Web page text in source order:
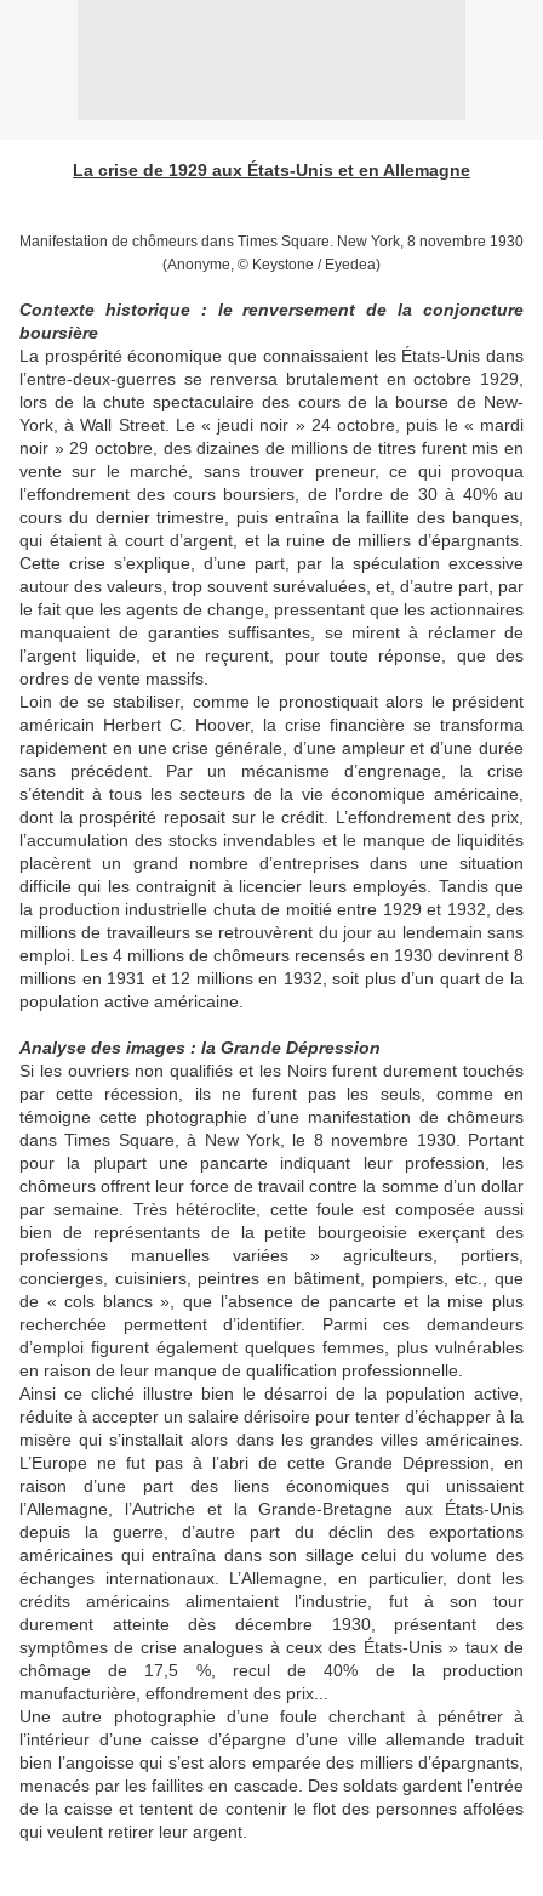
La crise de 1929 aux États-Unis et en Allemagne
Manifestation de chômeurs dans Times Square. New York, 8 novembre 1930
(Anonyme, © Keystone / Eyedea)
Contexte historique : le renversement de la conjoncture
boursière
La prospérité économique que connaissaient les États-Unis dans
l’entre-deux-guerres se renversa brutalement en octobre 1929,
lors de la chute spectaculaire des cours de la bourse de New-
York, à Wall Street. Le « jeudi noir » 24 octobre, puis le « mardi
noir » 29 octobre, des dizaines de millions de titres furent mis en
vente sur le marché, sans trouver preneur, ce qui provoqua
l’effondrement des cours boursiers, de l’ordre de 30 à 40% au
cours du dernier trimestre, puis entraîna la faillite des banques,
qui étaient à court d’argent, et la ruine de milliers d’épargnants.
Cette crise s’explique, d’une part, par la spéculation excessive
autour des valeurs, trop souvent surévaluées, et, d’autre part, par
le fait que les agents de change, pressentant que les actionnaires
manquaient de garanties suffisantes, se mirent à réclamer de
l’argent liquide, et ne reçurent, pour toute réponse, que des
ordres de vente massifs.
Loin de se stabiliser, comme le pronostiquait alors le président
américain Herbert C. Hoover, la crise financière se transforma
rapidement en une crise générale, d’une ampleur et d’une durée
sans précédent. Par un mécanisme d’engrenage, la crise
s’étendit à tous les secteurs de la vie économique américaine,
dont la prospérité reposait sur le crédit. L’effondrement des prix,
l’accumulation des stocks invendables et le manque de liquidités
placèrent un grand nombre d’entreprises dans une situation
difficile qui les contraignit à licencier leurs employés. Tandis que
la production industrielle chuta de moitié entre 1929 et 1932, des
millions de travailleurs se retrouvèrent du jour au lendemain sans
emploi. Les 4 millions de chômeurs recensés en 1930 devinrent 8
millions en 1931 et 12 millions en 1932, soit plus d’un quart de la
population active américaine.
Analyse des images : la Grande Dépression
Si les ouvriers non qualifiés et les Noirs furent durement touchés
par cette récession, ils ne furent pas les seuls, comme en
témoigne cette photographie d’une manifestation de chômeurs
dans Times Square, à New York, le 8 novembre 1930. Portant
pour la plupart une pancarte indiquant leur profession, les
chômeurs offrent leur force de travail contre la somme d’un dollar
par semaine. Très hétéroclite, cette foule est composée aussi
bien de représentants de la petite bourgeoisie exerçant des
professions manuelles variées » agriculteurs, portiers,
concierges, cuisiniers, peintres en bâtiment, pompiers, etc., que
de « cols blancs », que l’absence de pancarte et la mise plus
recherchée permettent d’identifier. Parmi ces demandeurs
d’emploi figurent également quelques femmes, plus vulnérables
en raison de leur manque de qualification professionnelle.
Ainsi ce cliché illustre bien le désarroi de la population active,
réduite à accepter un salaire dérisoire pour tenter d’échapper à la
misère qui s’installait alors dans les grandes villes américaines.
L’Europe ne fut pas à l’abri de cette Grande Dépression, en
raison d’une part des liens économiques qui unissaient
l’Allemagne, l’Autriche et la Grande-Bretagne aux États-Unis
depuis la guerre, d’autre part du déclin des exportations
américaines qui entraîna dans son sillage celui du volume des
échanges internationaux. L’Allemagne, en particulier, dont les
crédits américains alimentaient l’industrie, fut à son tour
durement atteinte dès décembre 1930, présentant des
symptômes de crise analogues à ceux des États-Unis » taux de
chômage de 17,5 %, recul de 40% de la production
manufacturière, effondrement des prix...
Une autre photographie d’une foule cherchant à pénétrer à
l’intérieur d’une caisse d’épargne d’une ville allemande traduit
bien l’angoisse qui s’est alors emparée des milliers d’épargnants,
menacés par les faillites en cascade. Des soldats gardent l’entrée
de la caisse et tentent de contenir le flot des personnes affolées
qui veulent retirer leur argent.